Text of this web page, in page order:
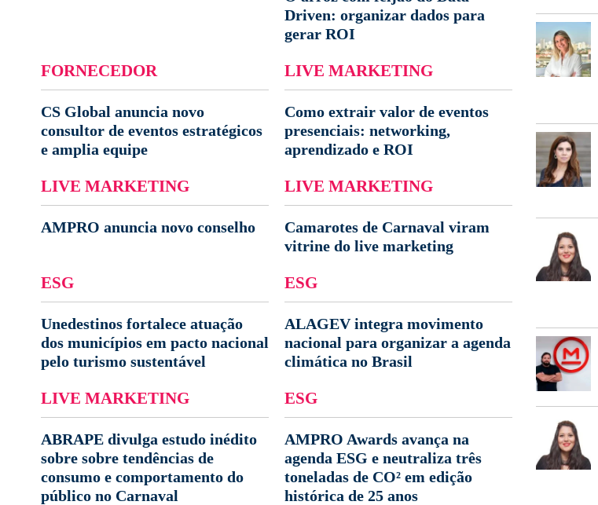
Driven: organizar dados para
gerar ROI
FORNECEDOR
CS Global anuncia novo
consultor de eventos estratégicos
e amplia equipe
LIVE MARKETING
Como extrair valor de eventos
presenciais: networking,
aprendizado e ROI
LIVE MARKETING
AMPRO anuncia novo conselho
LIVE MARKETING
Camarotes de Carnaval viram
vitrine do live marketing
ESG
Unedestinos fortalece atuação
dos municípios em pacto nacional
pelo turismo sustentável
ESG
ALAGEV integra movimento
nacional para organizar a agenda
climática no Brasil
LIVE MARKETING
ABRAPE divulga estudo inédito
sobre sobre tendências de
consumo e comportamento do
público no Carnaval
ESG
AMPRO Awards avança na
agenda ESG e neutraliza três
toneladas de CO² em edição
histórica de 25 anos